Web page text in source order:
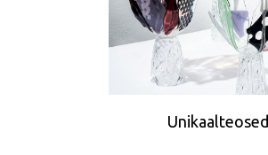
Unikaalteosed